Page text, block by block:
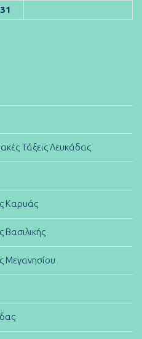
31
Τάξεις Λευκάδας
Καρυάς
Βασιλικής
Μεγανησίου